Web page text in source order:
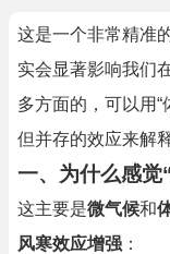
这是一个非常精准
实会显著影响我们
多方面的，可以用“
但并存的效应来解释
一、为什么感
这主要是微气候和
风寒效应增强 ：